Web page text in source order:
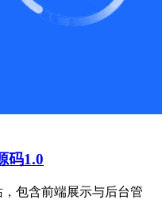
码1.0
包含前端展示与后台管